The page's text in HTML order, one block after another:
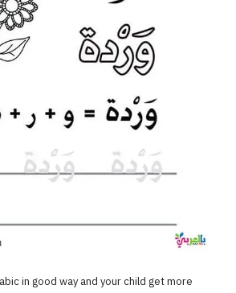
in good way and your child get more